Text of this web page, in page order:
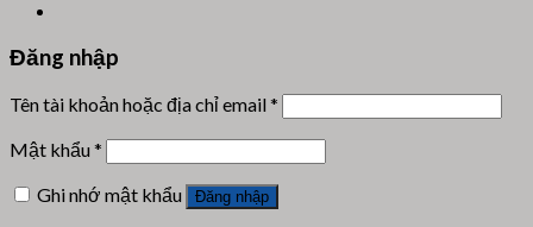
Đăng nhập
Tên tài khoản hoặc địa chỉ email*
Mật khẩu*
Ghi nhớ mật khẩu
Đăng nhập